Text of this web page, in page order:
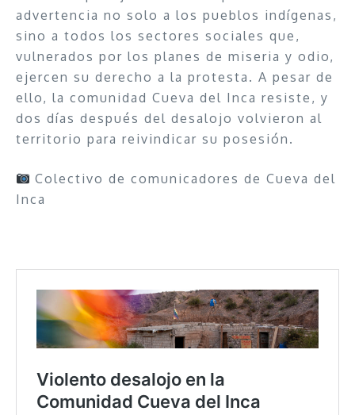
advertencia no solo a los pueblos indígenas,
sino a todos los sectores sociales que,
vulnerados por los planes de miseria y odio,
ejercen su derecho a la protesta. A pesar de
ello, la comunidad Cueva del Inca resiste, y
dos días después del desalojo volvieron al
territorio para reivindicar su posesión.
Colectivo de comunicadores de Cueva del
Inca